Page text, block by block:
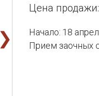
❯
Цена
Начало: 18
Прием заочных